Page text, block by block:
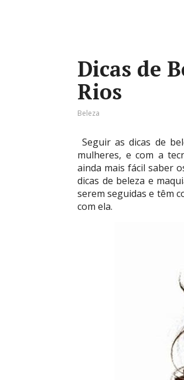
Dicas de
Rios
Beleza
Seguir as dicas de
mulheres, e com a
ainda mais fácil saber
dicas de beleza e
serem seguidas e têm
com ela.